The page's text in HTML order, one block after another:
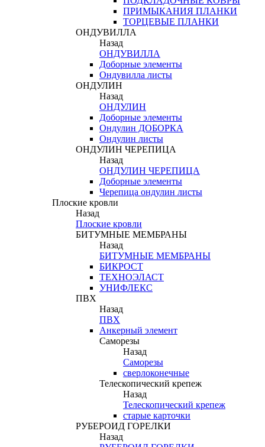
ПРИМЫКАНИЯ ПЛАНКИ
ТОРЦЕВЫЕ ПЛАНКИ
ОНДУВИЛЛА
Назад
ОНДУВИЛЛА
Доборные элементы
Ондувилла листы
ОНДУЛИН
Назад
ОНДУЛИН
Доборные элементы
Ондулин ДОБОРКА
Ондулин листы
ОНДУЛИН ЧЕРЕПИЦА
Назад
ОНДУЛИН ЧЕРЕПИЦА
Доборные элементы
Черепица ондулин листы
Плоские кровли
Назад
Плоские кровли
БИТУМНЫЕ МЕМБРАНЫ
Назад
БИТУМНЫЕ МЕМБРАНЫ
БИКРОСТ
ТЕХНОЭЛАСТ
УНИФЛЕКС
ПВХ
Назад
ПВХ
Анкерный элемент
Саморезы
Назад
Саморезы
сверлоконечные
Телескопический крепеж
Назад
Телескопический крепеж
старые карточки
РУБЕРОИД ГОРЕЛКИ
Назад